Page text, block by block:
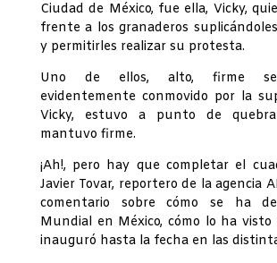
Ciudad de México, fue ella, Vicky,
frente a los granaderos
y permitirles realizar su protesta.
Uno de ellos, alto, firme se
evidentemente conmovido por la
Vicky, estuvo a punto de
mantuvo firme.
¡Ah!, pero hay que completar el
Javier Tovar, reportero de la agencia
comentario sobre cómo se ha
Mundial en México, cómo lo ha visto
inauguró hasta la fecha en las